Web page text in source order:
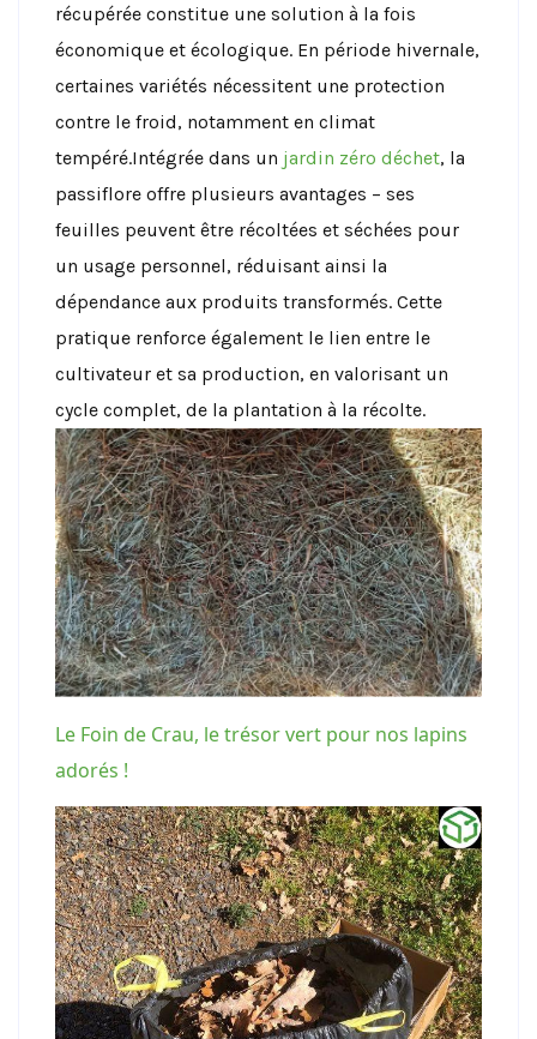
récupérée constitue une solution à la fois
économique et écologique. En période hivernale,
certaines variétés nécessitent une protection
contre le froid, notamment en climat
tempéré.Intégrée dans un jardin zéro déchet, la
passiflore offre plusieurs avantages – ses
feuilles peuvent être récoltées et séchées pour
un usage personnel, réduisant ainsi la
dépendance aux produits transformés. Cette
pratique renforce également le lien entre le
cultivateur et sa production, en valorisant un
cycle complet, de la plantation à la récolte.
Le Foin de Crau, le trésor vert pour nos lapins
adorés !